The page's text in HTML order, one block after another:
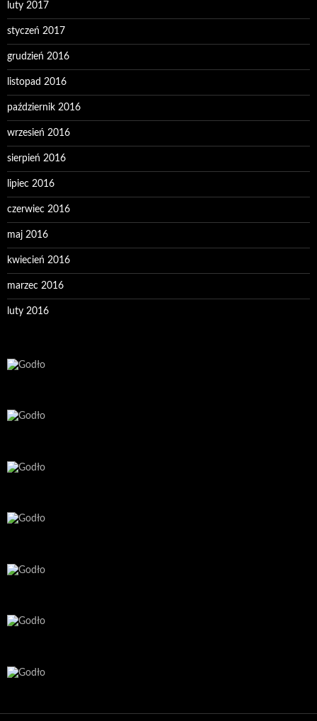
luty 2017
styczeń 2017
grudzień 2016
listopad 2016
październik 2016
wrzesień 2016
sierpień 2016
lipiec 2016
czerwiec 2016
maj 2016
kwiecień 2016
marzec 2016
luty 2016